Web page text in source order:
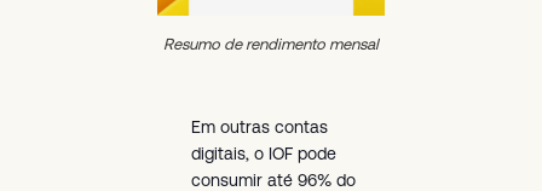
Resumo de rendimento mensal
Em outras contas
digitais, o IOF pode
consumir até 96% do